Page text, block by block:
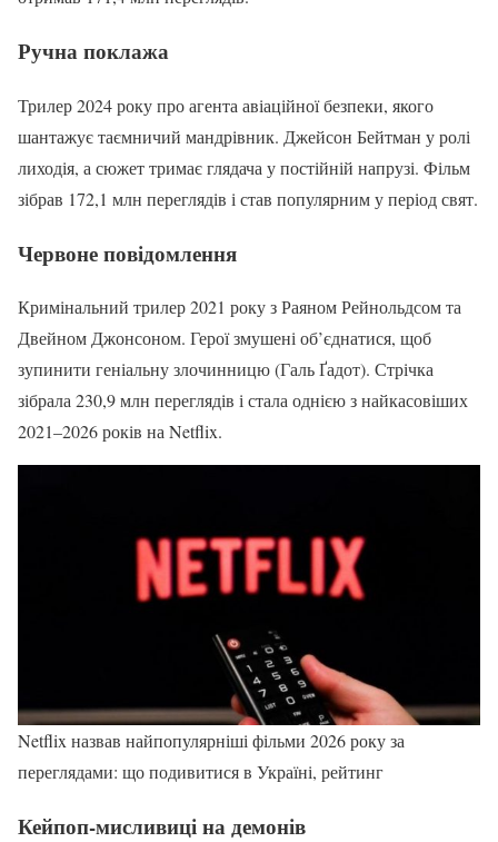
Ручна поклажа
Трилер 2024 року про агента авіаційної безпеки, якого
шантажує таємничий мандрівник. Джейсон Бейтман у ролі
лиходія, а сюжет тримає глядача у постійній напрузі. Фільм
зібрав 172,1 млн переглядів і став популярним у період свят.
Червоне повідомлення
Кримінальний трилер 2021 року з Раяном Рейнольдсом та
Двейном Джонсоном. Герої змушені об’єднатися, щоб
зупинити геніальну злочинницю (Галь Ґадот). Стрічка
зібрала 230,9 млн переглядів і стала однією з найкасовіших
2021–2026 років на Netflix.
Netflix назвав найпопулярніші фільми 2026 року за
переглядами: що подивитися в Україні, рейтинг
Кейпоп-мисливиці на демонів